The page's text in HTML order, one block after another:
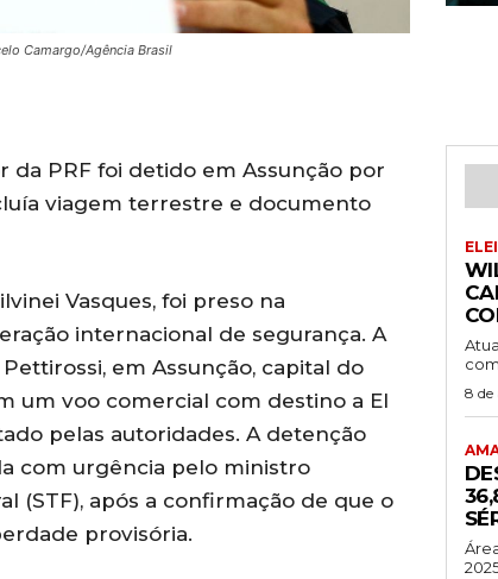
Camargo/Agência Brasil
PRF foi detido em Assunção por
viagem terrestre e documento
Vasques, foi preso na
internacional de segurança. A
em Assunção, capital do
um voo comercial com destino a El
pelas autoridades. A detenção
com urgência pelo ministro
(STF), após a confirmação de que o
provisória.
8 de